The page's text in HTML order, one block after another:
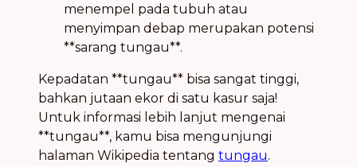
menempel pada tubuh atau
menyimpan debap merupakan potensi
**sarang tungau**.
Kepadatan **tungau** bisa sangat tinggi,
bahkan jutaan ekor di satu kasur saja!
Untuk informasi lebih lanjut mengenai
**tungau**, kamu bisa mengunjungi
halaman Wikipedia tentang tungau.